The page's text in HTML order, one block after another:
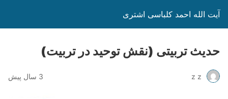
آیت الله احمد کلباسی اشتری
حدیث تربیتی (نقش توحید در تربیت)
z z 3 سال پیش